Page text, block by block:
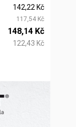
142,22 Kč
117,54 Kč
148,14 Kč
122,43 Kč